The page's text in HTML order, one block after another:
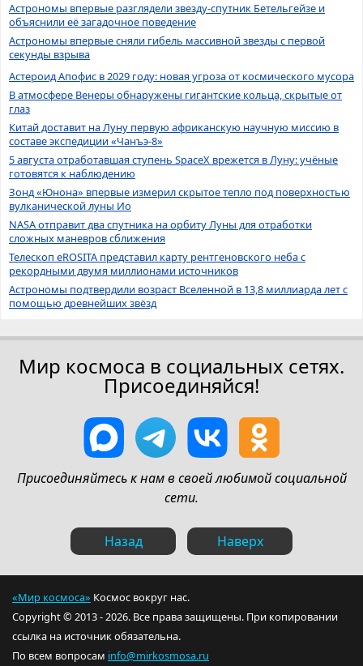
Астрономы впервые разглядели звезду-спутник Бетельгейзе и
объяснили её загадочное поведение
Астрономы впервые сняли гибель массивной звезды с первой
секунды взрыва
Астероид Апофис в 2029 году: новая угроза от космического мусора
В атмосфере Венеры обнаружены гигантские кольца, скрытые от
глаз
Китай доставит на Луну первую африканскую научную миссию в
составе экспедиции «Чанъэ-8»
5 августа отработавшая ступень SpaceX врежется в Луну: учёные
готовятся к наблюдению
Зонд «Юнона» впервые измерил скрытое тепло под поверхностью
вулканической луны Ио
NASA отправит два спутника на орбиту Луны для отработки
сложных маневров сближения
Телескоп eROSITA представил карту рентгеновского неба с
рекордными двумя миллионами источников
Астрономы подтвердили возраст Вселенной в 13,8 миллиарда лет с
помощью древнейших звёзд
Мир космоса в социальных сетях.
Присоединяйся!
Присоединяйтесь к нам в своей любимой социальной
сети.
Назад Наверх
«Мир космоса» Космос вокруг нас.
Copyright © 2013 - 2026. Все права защищены. При копировании
ссылка на источник обязательна.
По всем вопросам info@mirkosmosa.ru